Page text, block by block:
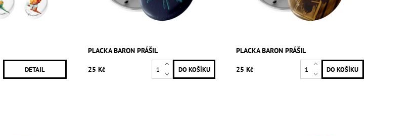
DETAIL
PLACKA BARON PRÁŠIL
25 Kč
PLACKA BARON PRÁŠIL
25 Kč